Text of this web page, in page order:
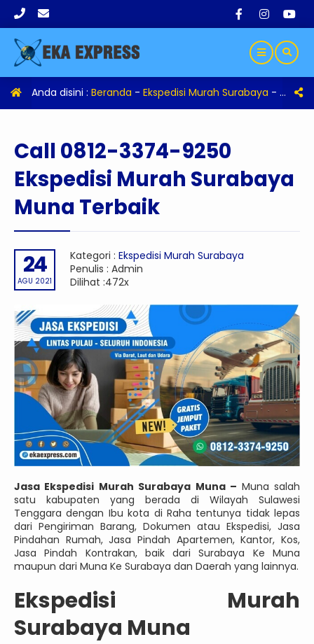
Anda disini : Beranda - Ekspedisi Murah Surabaya - Call
Call 0812-3374-9250
Ekspedisi Murah Surabaya
Muna Terbaik
24
AGU 2021
Kategori : Ekspedisi Murah Surabaya
Penulis : Admin
Dilihat :472x
Jasa Ekspedisi Murah Surabaya Muna – Muna salah
satu kabupaten yang berada di Wilayah Sulawesi
Tenggara dengan Ibu kota di Raha tentunya tidak lepas
dari Pengiriman Barang, Dokumen atau Ekspedisi, Jasa
Pindahan Rumah, Jasa Pindah Apartemen, Kantor, Kos,
Jasa Pindah Kontrakan, baik dari Surabaya Ke Muna
maupun dari Muna Ke Surabaya dan Daerah yang lainnya.
Ekspedisi Murah
Surabaya Muna